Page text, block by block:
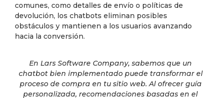
comunes, como detalles de envío o políticas de
devolución, los chatbots eliminan posibles
obstáculos y mantienen a los usuarios avanzando
hacia la conversión.
En Lars Software Company, sabemos que un
chatbot bien implementado puede transformar el
proceso de compra en tu sitio web. Al ofrecer guía
personalizada, recomendaciones basadas en el